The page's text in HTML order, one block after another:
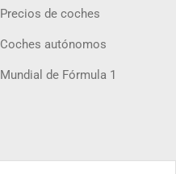
Precios de coches
Coches autónomos
Mundial de Fórmula 1